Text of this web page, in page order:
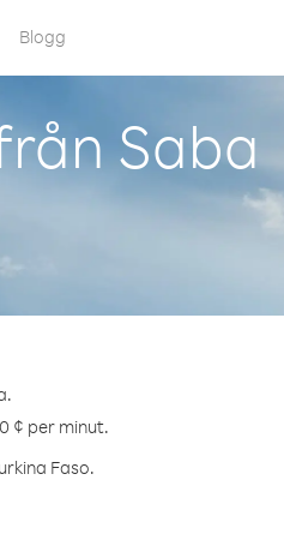
Blogg
Saba
¢ per minut.
Faso.